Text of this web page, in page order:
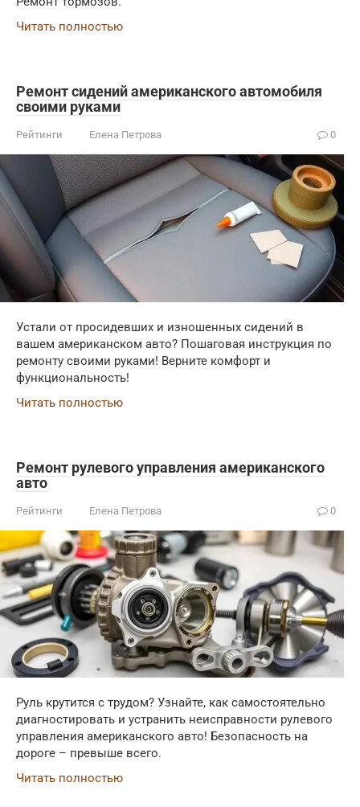
Читать полностью
Ремонт сидений американского автомобиля
своими руками
Рейтинги Елена Петрова 0
Устали от просидевших и изношенных сидений в
вашем американском авто? Пошаговая инструкция по
ремонту своими руками! Верните комфорт и
функциональность!
Читать полностью
Ремонт рулевого управления американского
авто
Рейтинги Елена Петрова 0
Руль крутится с трудом? Узнайте, как самостоятельно
диагностировать и устранить неисправности рулевого
управления американского авто! Безопасность на
дороге – превыше всего.
Читать полностью